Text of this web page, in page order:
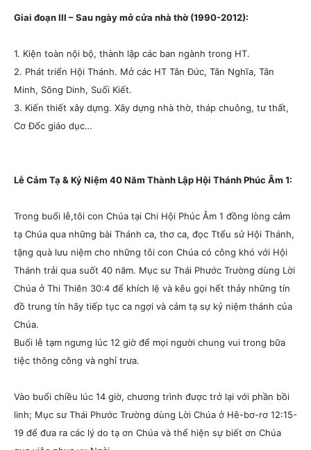
Giai đoạn III – Sau ngày mở cửa nhà thờ (1990-2012):
1. Kiện toàn nội bộ, thành lập các ban ngành trong HT.
2. Phát triển Hội Thánh. Mở các HT Tân Đức, Tân Nghĩa, Tân
Minh, Sông Dinh, Suối Kiết.
3. Kiến thiết xây dựng. Xây dựng nhà thờ, tháp chuông, tư thất,
Cơ Đốc giáo dục…
Lễ Cảm Tạ & Kỷ Niệm 40 Năm Thành Lập Hội Thánh Phúc Âm 1:
Trong buổi lễ,tôi con Chúa tại Chi Hội Phúc Âm 1 đồng lòng cảm
tạ Chúa qua những bài Thánh ca, thơ ca, đọc Ttểu sử Hội Thánh,
tặng quà lưu niệm cho những tôi con Chúa có công khó với Hội
Thánh trải qua suốt 40 năm. Mục sư Thái Phước Trường dùng Lời
Chúa ở Thi Thiên 30:4 để khích lệ và kêu gọi hết thảy những tín
đồ trung tín hãy tiếp tục ca ngợi và cảm tạ sự kỷ niệm thánh của
Chúa.
Buổi lễ tạm ngưng lúc 12 giờ để mọi người chung vui trong bữa
tiệc thông công và nghỉ trưa.
Vào buổi chiều lúc 14 giờ, chương trình được trở lại với phần bồi
linh; Mục sư Thái Phước Trường dùng Lời Chúa ở Hê-bơ-rơ 12:15-
19 để đưa ra các lý do tạ ơn Chúa và thể hiện sự biết ơn Chúa